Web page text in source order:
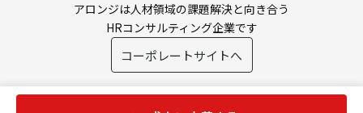
アロンジは人材領域の課題解決と向き合う
HRコンサルティング企業です
コーポレートサイトへ